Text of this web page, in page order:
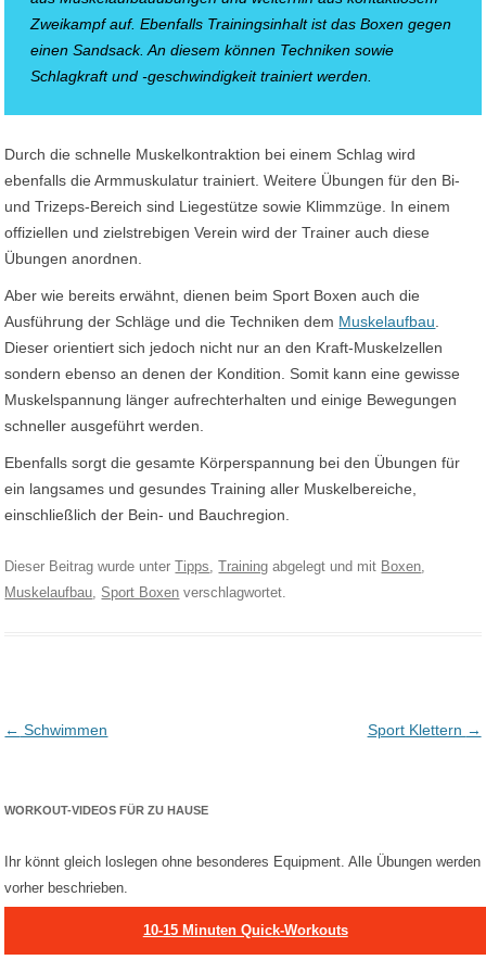
Zweikampf auf. Ebenfalls Trainingsinhalt ist das Boxen gegen
einen Sandsack. An diesem können Techniken sowie
Schlagkraft und -geschwindigkeit trainiert werden.
Durch die schnelle Muskelkontraktion bei einem Schlag wird
ebenfalls die Armmuskulatur trainiert. Weitere Übungen für den Bi-
und Trizeps-Bereich sind Liegestütze sowie Klimmzüge. In einem
offiziellen und zielstrebigen Verein wird der Trainer auch diese
Übungen anordnen.
Aber wie bereits erwähnt, dienen beim Sport Boxen auch die
Ausführung der Schläge und die Techniken dem Muskelaufbau
Dieser orientiert sich jedoch nicht nur an den Kraft-Muskelzellen
sondern ebenso an denen der Kondition. Somit kann eine gewisse
Muskelspannung länger aufrechterhalten und einige Bewegungen
schneller ausgeführt werden.
Ebenfalls sorgt die gesamte Körperspannung bei den Übungen für
ein langsames und gesundes Training aller Muskelbereiche,
einschließlich der Bein- und Bauchregion.
Dieser Beitrag wurde unterTipps,Training abgelegt und mit Boxen,
Muskelaufbau, Sport Boxen verschlagwortet.
Post navigation
← Schwimmen Sport Klettern →
WORKOUT-VIDEOS FÜR ZU HAUSE
Ihr könnt gleich loslegen ohne besonderes Equipment. Alle Übungen werden
vorher beschrieben.
10-15 Minuten Quick-Workouts